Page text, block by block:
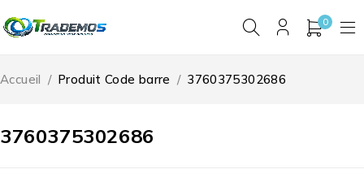
0
3760375302686
Accueil / Produit Code barre / 3760375302686